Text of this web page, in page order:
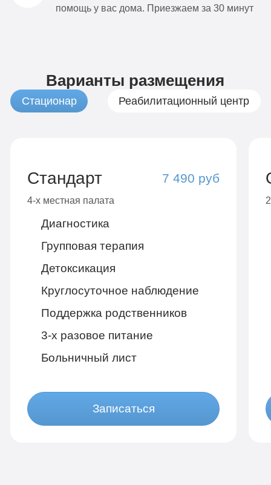
помощь у вас дома. Приезжаем за 30 минут
Варианты размещения
Стационар Реабилитационный центр
Стандарт 7 490 руб
4-х местная палата
Диагностика
Групповая терапия
Детоксикация
Круглосуточное наблюдение
Поддержка родственников
3-х разовое питание
Больничный лист
Записаться